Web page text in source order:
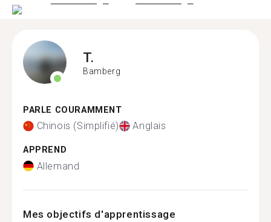
T.
Bamberg
PARLE COURAMMENT
Chinois (Simplifié) Anglais
APPREND
Allemand
Mes objectifs d'apprentissage